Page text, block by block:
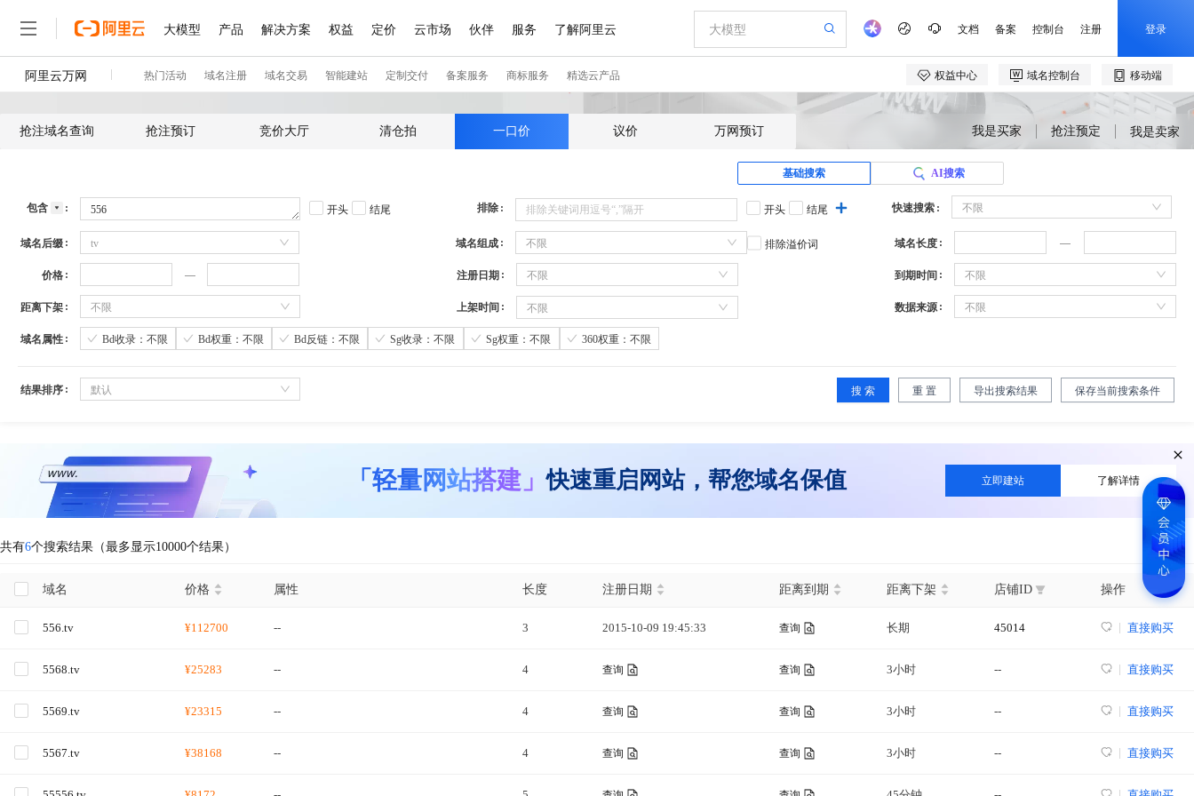
抢注域名查询 抢注预订 竞价大厅 清仓拍 一口价 议价 万网预订 我是买家 抢注预定 我是卖家
基础搜索 AI搜索
包含 开头 结尾 排除 开头 结尾 快速搜索 不限
域名后缀 tv 域名组成 不限 排除溢价词 域名长度
价格 注册日期 不限 到期时间 不限
距离下架 不限 上架时间 不限 数据来源 不限
域名属性 Bd收录：不限 Bd权重：不限 Bd反链：不限 Sg收录：不限 Sg权重：不限 360权重：不限
结果排序 默认 搜 索 重 置 导出搜索结果 保存当前搜索条件
「轻量网站搭建」快速重启网站，帮您域名保值 立即建站 了解详情
共有6个搜索结果（最多显示10000个结果）
域名 价格 属性 长度 注册日期 距离到期 距离下架 店铺ID 操作
556.tv ¥112700 -- 3 2015-10-09 19:45:33 查询 长期 45014 直接购买
5568.tv ¥25283 -- 4 查询 查询 3小时 -- 直接购买
5569.tv ¥23315 -- 4 查询 查询 3小时 -- 直接购买
5567.tv ¥38168 -- 4 查询 查询 3小时 -- 直接购买